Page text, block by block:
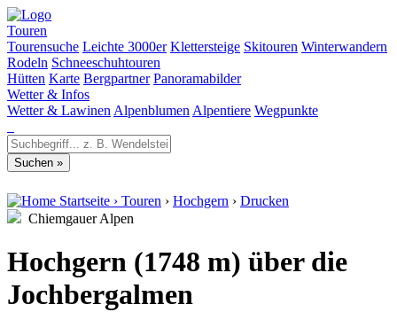
Touren
Tourensuche Leichte 3000er Klettersteige Skitouren Winterwandern
Rodeln Schneeschuhtouren
Hütten Karte Bergpartner Panoramabilder
Wetter & Infos
Wetter & Lawinen Alpenblumen Alpentiere Wegpunkte
Startseite › Touren › Hochgern › Drucken
Chiemgauer Alpen
Hochgern (1748 m) über die
Jochbergalmen